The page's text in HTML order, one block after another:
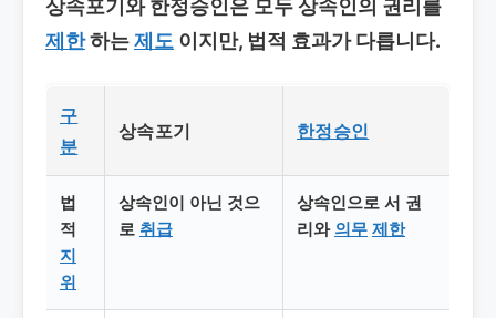
상속포기와 한정승인은 모두 상속인의 권리를
제한하는제도 이지만, 법적 효과가 다릅니다.
구
분
상속포기 한정승인
법
적
지
위
상속인이 아닌 것으
로 취급
상속인으로 서 권
리와 의무 제한